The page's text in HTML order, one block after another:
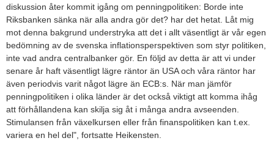
diskussion åter kommit igång om penningpolitiken: Borde inte
Riksbanken sänka när alla andra gör det? har det hetat. Låt mig
mot denna bakgrund understryka att det i allt väsentligt är vår egen
bedömning av de svenska inflationsperspektiven som styr politiken,
inte vad andra centralbanker gör. En följd av detta är att vi under
senare år haft väsentligt lägre räntor än USA och våra räntor har
även periodvis varit något lägre än ECB:s. När man jämför
penningpolitiken i olika länder är det också viktigt att komma ihåg
att förhållandena kan skilja sig åt i många andra avseenden.
Stimulansen från växelkursen eller från finanspolitiken kan t.ex.
variera en hel del", fortsatte Heikensten.